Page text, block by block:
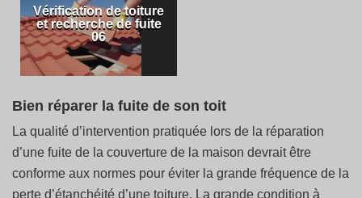
Vérification de toiture
et recherche de fuite
06
Bien réparer la fuite de son toit
La qualité d’intervention pratiquée lors de la réparation
d’une fuite de la couverture de la maison devrait être
conforme aux normes pour éviter la grande fréquence de la
perte d’étanchéité d’une toiture. La grande condition à